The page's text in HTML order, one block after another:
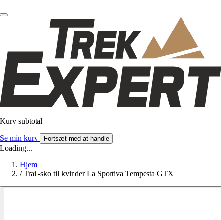
Kurv subtotal
Se min kurv Fortsæt med at handle
Loading...
Hjem
/ Trail-sko til kvinder La Sportiva Tempesta GTX